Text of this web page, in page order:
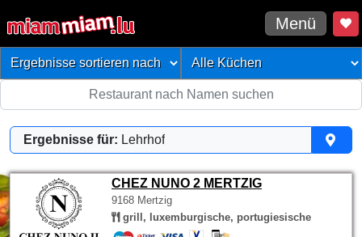
Menü
Ergebnisse für: Lehrhof
CHEZ NUNO 2 MERTZIG
9168 Mertzig
grill, luxemburgische, portugiesische